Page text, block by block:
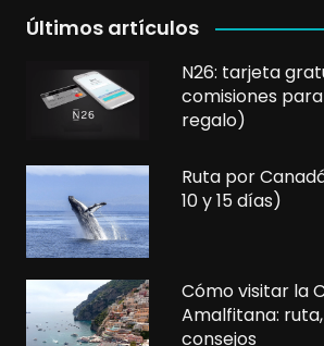
Últimos artículos
N26: tarjeta
comisiones
regalo)
Ruta por
10 y 15 días)
Cómo visitar la
Amalfitana:
consejos